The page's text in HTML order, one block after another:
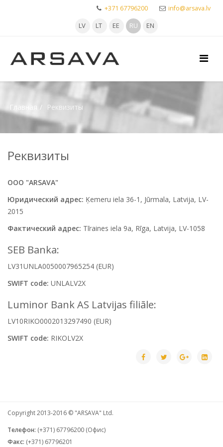
+371 67796200 info@arsava.lv
LV LT EE RU EN
Главная Реквизиты
Реквизиты
ООО "ARSAVA"
Юридический адрес: Ķemeru iela 36-1, Jūrmala, Latvija, LV-
2015
Фактический адрес: Tīraines iela 9a, Rīga, Latvija, LV-1058
SEB Banka:
LV31UNLA0050007965254 (EUR)
SWIFT code: UNLALV2X
Luminor Bank AS Latvijas filiāle:
LV10RIKO0002013297490 (EUR)
SWIFT code: RIKOLV2X
Copyright 2013-2016 © "ARSAVA" Ltd.
Телефон: (+371) 67796200 (Офис)
Факс: (+371) 67796201